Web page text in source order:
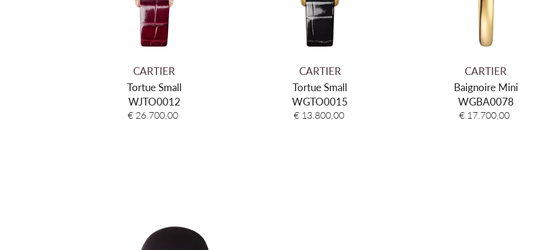
CARTIER
Tortue Small
WJTO0012
€ 26.700,00
CARTIER
Tortue Small
WGTO0015
€ 13.800,00
CARTIER
Baignoire Mini
WGBA0078
€ 17.700,00